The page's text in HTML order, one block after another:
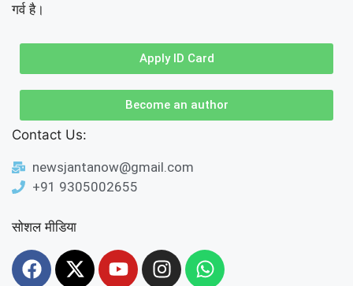
गर्व है।
Apply ID Card
Become an author
Contact Us:
newsjantanow@gmail.com
+91 9305002655
सोशल मीडिया